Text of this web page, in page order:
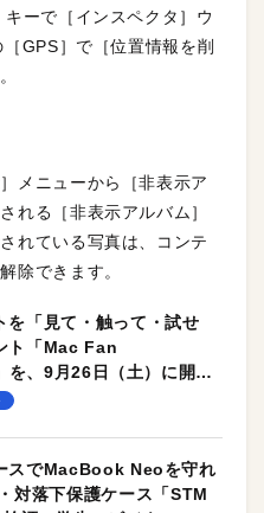
ーで［インスペクタ］ウ
GPS］で［位置情報を削
メニューから［非表示ア
れる［非表示アルバム］
れている写真は、コンテ
除できます。
を「見て・触って・試せ
ト「Mac Fan
、9月26日（土）に開催
スでMacBook Neoを守れ
対落下保護ケース「STM